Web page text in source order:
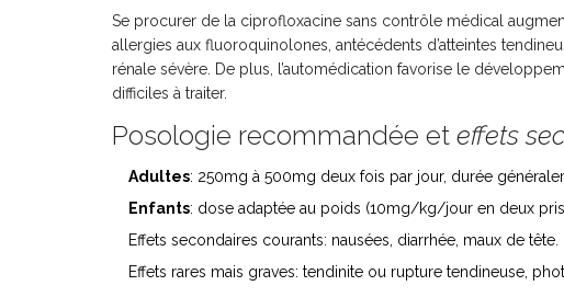
Se procurer de la ciprofloxacine sans contrôle médical
allergies aux fluoroquinolones, antécédents d’atteintes
rénale sévère. De plus, l’automédication favorise le
difficiles à traiter.
Posologie recommandée et effets
Adultes: 250mg à 500mg deux fois par jour, durée
Enfants: dose adaptée au poids (10mg/kg/jour en deux
Effets secondaires courants: nausées, diarrhée, maux de tête.
Effets rares mais graves: tendinite ou rupture tendineuse,